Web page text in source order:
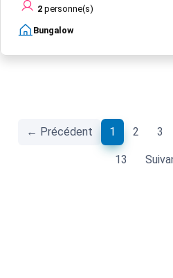
2 personne(s)
Bungalow
← Précédent 1 (current)
2 3
13